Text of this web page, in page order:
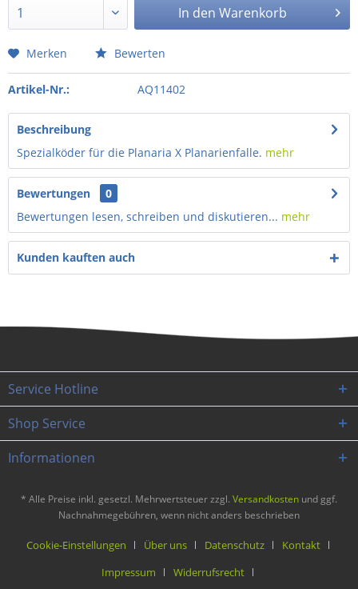
In den Warenkorb
Merken Bewerten
Artikel-Nr.: AQ11402
Beschreibung
Spezialköder für die Planaria X Planarienfalle. mehr
Bewertungen
0
Bewertungen lesen, schreiben und diskutieren... mehr
Kunden kauften auch
Service Hotline
Shop Service
Informationen
* Alle Preise inkl. gesetzl. Mehrwertsteuer zzgl. Versandkosten und ggf.
Nachnahmegebühren, wenn nicht anders beschrieben
Cookie-Einstellungen Über uns Datenschutz
Kontakt
Impressum
Widerrufsrecht